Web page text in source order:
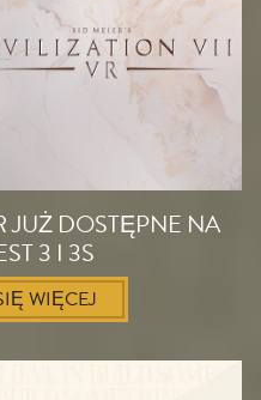
DOSTĘPNE NA
3 I 3S
WIĘCEJ